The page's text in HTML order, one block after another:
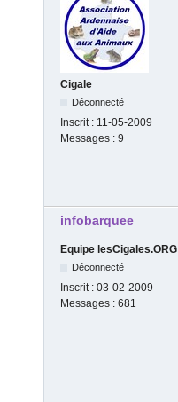
Cigale
Déconnecté
Inscrit : 11-05-2009
Messages : 9
infobarquee
Equipe lesCigales.ORG
Déconnecté
Inscrit : 03-02-2009
Messages : 681